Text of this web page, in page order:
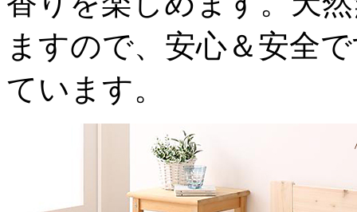
ますので、安心＆安全
ています。